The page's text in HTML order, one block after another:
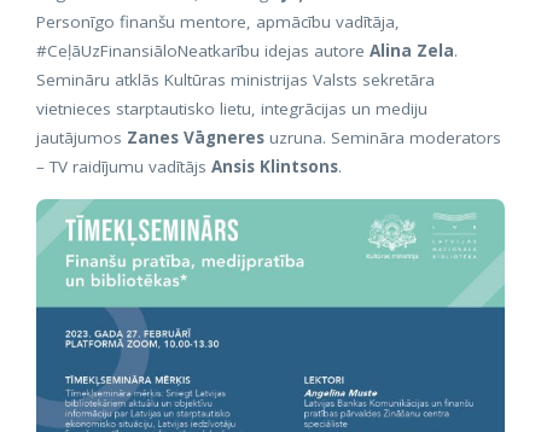
Personīgo finanšu mentore, apmācību vadītāja,
#CeļāUzFinansiāloNeatkarību idejas autore Alina Zela.
Semināru atklās Kultūras ministrijas Valsts sekretāra
vietnieces starptautisko lietu, integrācijas un mediju
jautājumos Zanes Vāgneres uzruna. Semināra moderators
– TV raidījumu vadītājs Ansis Klintsons.